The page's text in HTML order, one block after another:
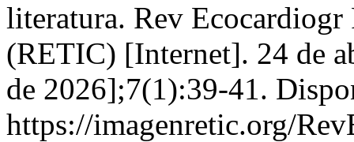
literatura. Rev Ecocardiogr
(RETIC) [Internet]. 24 de
de 2026];7(1):39-41.
https://imagenretic.org/